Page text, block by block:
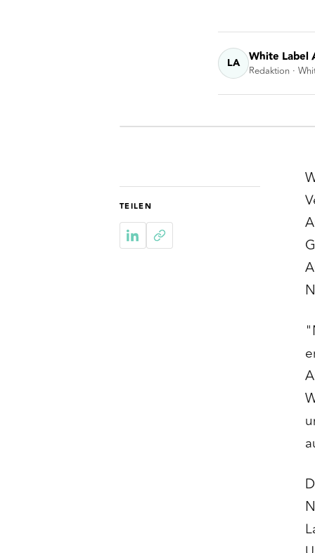
LA White Label
Redaktion ·
TEILEN